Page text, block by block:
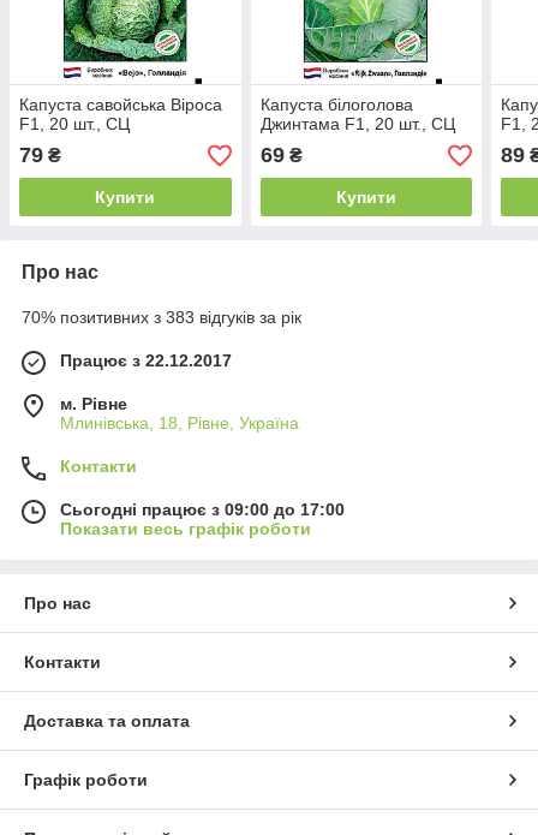
Капуста савойська Віроса
F1, 20 шт., СЦ
79 ₴
Купити
Капуста білоголова
Джинтама F1, 20 шт., СЦ
69₴
Купити
F1,
89
Про нас
70% позитивних з 383 відгуків за рік
Працює з 22.12.2017
м. Рівне
Млинівська, 18, Рівне, Україна
Контакти
Сьогодні працює з 09:00 до 17:00
Показати весь графік роботи
Про нас
Контакти
Доставка та оплата
Графік роботи